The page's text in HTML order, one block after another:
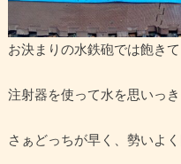
お決まりの水鉄砲では飽き
注射器を使って水を思いっ
さぁどっちが早く、勢いよ